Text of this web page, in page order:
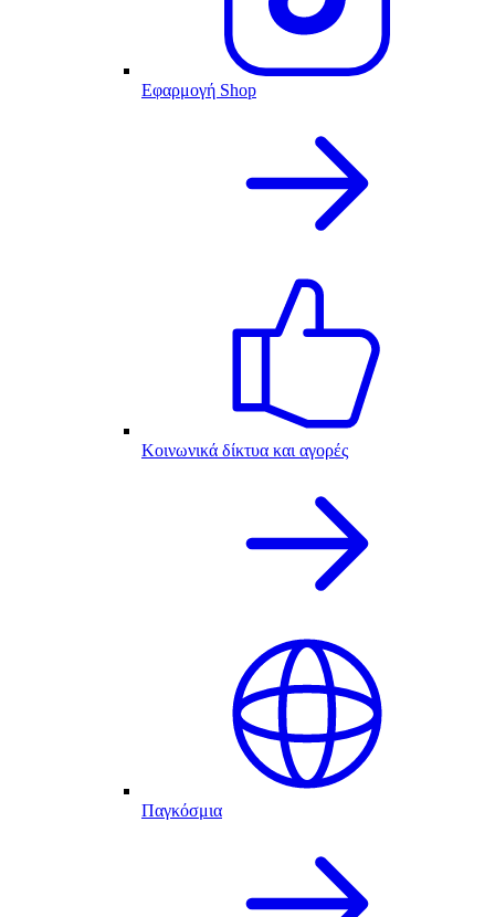
Εφαρμογή Shop
Κοινωνικά δίκτυα και αγορές
Παγκόσμια